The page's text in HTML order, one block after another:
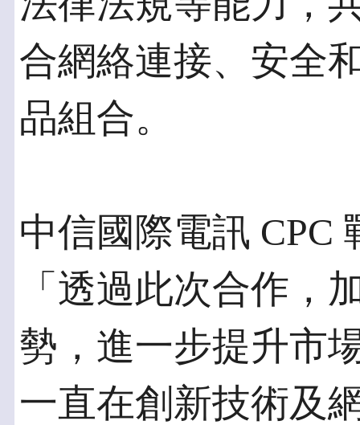
合網絡連接、安全
品組合。
中信國際電訊 CPC
「透過此次合作，
勢，進一步提升市
一直在創新技術及